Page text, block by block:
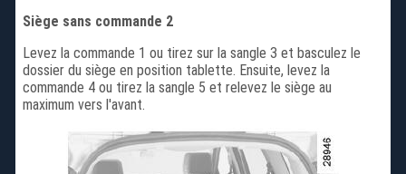
Siège sans commande 2
Levez la commande 1 ou tirez sur la sangle 3 et basculez le
dossier du siège en position tablette. Ensuite, levez la
commande 4 ou tirez la sangle 5 et relevez le siège au
maximum vers l'avant.